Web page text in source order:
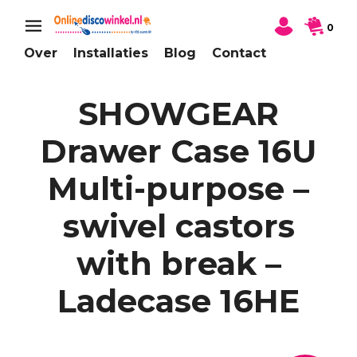
Over Installaties Blog Contact
0
SHOWGEAR
Drawer Case 16U
Multi-purpose –
swivel castors
with break –
Ladecase 16HE